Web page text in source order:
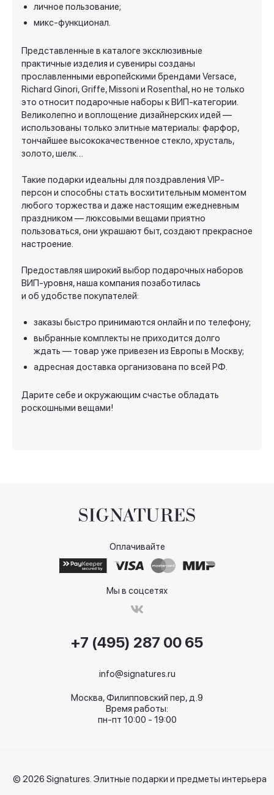
личное пользование;
микс-функционал.
Представленные в каталоге эксклюзивные
практичные изделия и сувениры созданы
прославленными европейскими брендами Versace,
Richard Ginori, Griffe, Missoni и Rosenthal, но не только
это относит подарочные наборы к ВИП-категории.
Великолепно и воплощение дизайнерских идей —
использованы только элитные материалы: фарфор,
тончайшее высококачественное стекло, хрусталь,
золото, шелк…
Такие подарки идеальны для поздравления VIP-
персон и способны стать восхитительным моментом
любого торжества и даже настоящим ежедневным
праздником — люксовыми вещами приятно
пользоваться, они украшают быт, создают прекрасное
настроение.
Предоставляя широкий выбор подарочных наборов
ВИП-уровня, наша компания позаботилась
и об удобстве покупателей:
заказы быстро принимаются онлайн и по телефону;
выбранные комплекты не приходится долго
ждать — товар уже привезен из Европы в Москву;
адресная доставка организована по всей РФ.
Дарите себе и окружающим счастье обладать
роскошными вещами!
Оплачивайте
Мы в соцсетях
+7 (495) 287 00 65
info@signatures.ru
Москва, Филипповский пер, д.9
Время работы:
пн-пт 10:00 - 19:00
© 2026 Signatures. Элитные подарки и предметы интерьера